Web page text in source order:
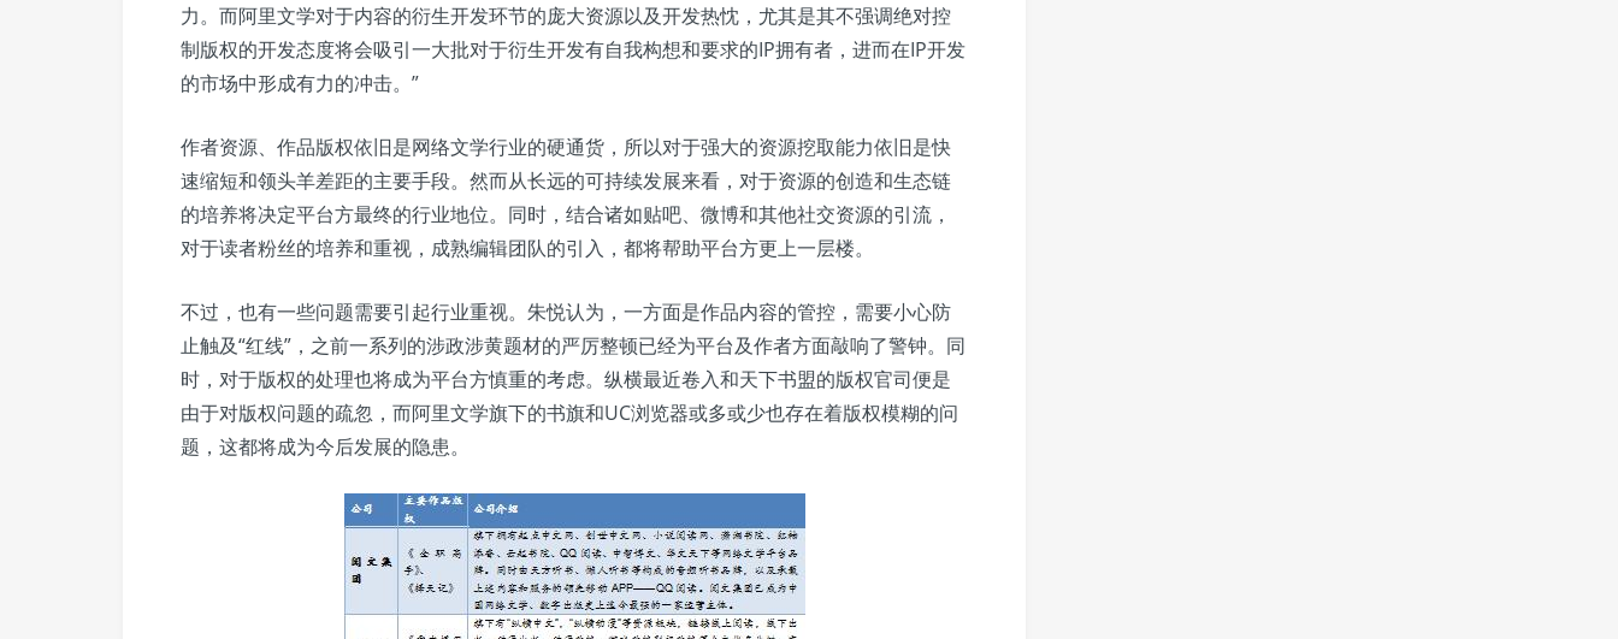
力。而阿里文学对于内容的衍生开发环节的庞大资源以及开发热忱，尤其是其不强调绝对控
制版权的开发态度将会吸引一大批对于衍生开发有自我构想和要求的IP拥有者，进而在IP开发
的市场中形成有力的冲击。”
作者资源、作品版权依旧是网络文学行业的硬通货，所以对于强大的资源挖取能力依旧是快
速缩短和领头羊差距的主要手段。然而从长远的可持续发展来看，对于资源的创造和生态链
的培养将决定平台方最终的行业地位。同时，结合诸如贴吧、微博和其他社交资源的引流，
对于读者粉丝的培养和重视，成熟编辑团队的引入，都将帮助平台方更上一层楼。
不过，也有一些问题需要引起行业重视。朱悦认为，一方面是作品内容的管控，需要小心防
止触及“红线”，之前一系列的涉政涉黄题材的严厉整顿已经为平台及作者方面敲响了警钟。同
时，对于版权的处理也将成为平台方慎重的考虑。纵横最近卷入和天下书盟的版权官司便是
由于对版权问题的疏忽，而阿里文学旗下的书旗和UC浏览器或多或少也存在着版权模糊的问
题，这都将成为今后发展的隐患。